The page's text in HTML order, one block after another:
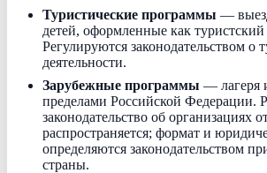
Туристические программы —
детей, оформленные как туристский
Регулируются законодательством о
деятельности.
Зарубежные программы — лагеря
пределами Российской Федерации.
законодательство об организациях
распространяется; формат и
определяются законодательством
страны.